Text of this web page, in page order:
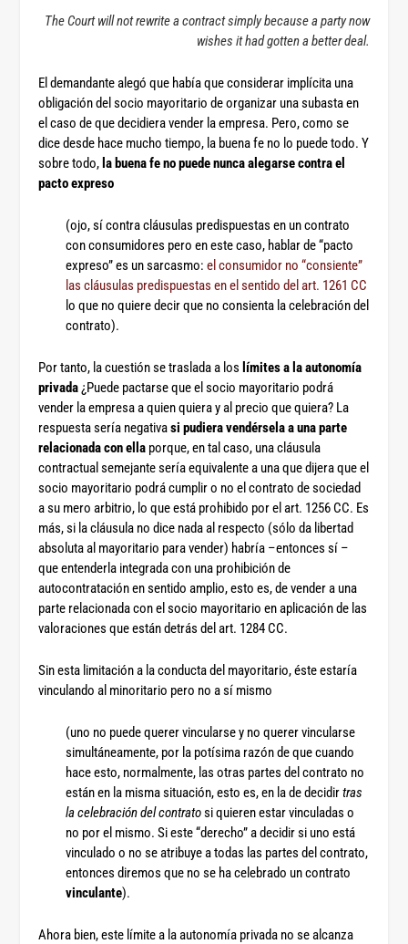
The Court will not rewrite a contract simply because a party now
wishes it had gotten a better deal.
El demandante alegó que había que considerar implícita una
obligación del socio mayoritario de organizar una subasta en
el caso de que decidiera vender la empresa. Pero, como se
dice desde hace mucho tiempo, la buena fe no lo puede todo. Y
sobre todo, la buena fe no puede nunca alegarse contra el
pacto expreso
(ojo, sí contra cláusulas predispuestas en un contrato
con consumidores pero en este caso, hablar de “pacto
expreso” es un sarcasmo: el consumidor no “consiente”
lo que no quiere decir que no consienta la celebración del
contrato).
Por tanto, la cuestión se traslada a los límites a la autonomía
privada¿Puede pactarse que el socio mayoritario podrá
vender la empresa a quien quiera y al precio que quiera? La
respuesta sería negativasi pudiera vendérsela a una parte
relacionada con ella porque, en tal caso, una cláusula
contractual semejante sería equivalente a una que dijera que el
socio mayoritario podrá cumplir o no el contrato de sociedad
a su mero arbitrio, lo que está prohibido por el art. 1256 CC. Es
más, si la cláusula no dice nada al respecto (sólo da libertad
absoluta al mayoritario para vender) habría –entonces sí –
que entenderla integrada con una prohibición de
autocontratación en sentido amplio, esto es, de vender a una
parte relacionada con el socio mayoritario en aplicación de las
valoraciones que están detrás del art. 1284 CC.
Sin esta limitación a la conducta del mayoritario, éste estaría
vinculando al minoritario pero no a sí mismo
(uno no puede querer vincularse y no querer vincularse
simultáneamente, por la potísima razón de que cuando
hace esto, normalmente, las otras partes del contrato no
están en la misma situación, esto es, en la de decidirtras
la celebración del contratosi quieren estar vinculadas o
no por el mismo. Si este “derecho” a decidir si uno está
vinculado o no se atribuye a todas las partes del contrato,
vinculante).
Ahora bien, este límite a la autonomía privada no se alcanza